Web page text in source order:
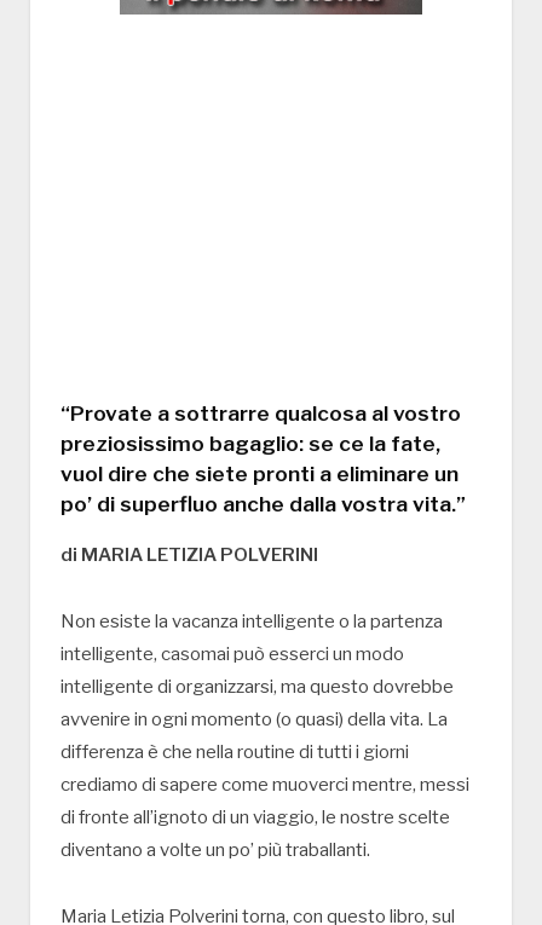
“Provate a sottrarre qualcosa al vostro
preziosissimo bagaglio: se ce la fate,
vuol dire che siete pronti a eliminare un
po’ di superfluo anche dalla vostra vita.”
di MARIA LETIZIA POLVERINI
Non esiste la vacanza intelligente o la partenza
intelligente, casomai può esserci un modo
intelligente di organizzarsi, ma questo dovrebbe
avvenire in ogni momento (o quasi) della vita. La
differenza è che nella routine di tutti i giorni
crediamo di sapere come muoverci mentre, messi
di fronte all’ignoto di un viaggio, le nostre scelte
diventano a volte un po’ più traballanti.
Maria Letizia Polverini torna, con questo libro, sul